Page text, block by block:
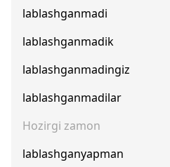
lablashganmadi
lablashganmadik
lablashganmadingiz
lablashganmadilar
Hozirgi zamon
lablashganyapman